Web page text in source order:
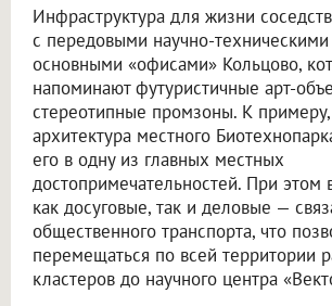
Инфраструктура для жизни
с передовыми научно-
основными «офисами» Кольцово,
напоминают футуристичные арт-
стереотипные промзоны. К
архитектура местного
его в одну из главных местных
достопримечательностей. При этом
как досуговые, так и деловые —
общественного транспорта, что
перемещаться по всей территории
кластеров до научного центра